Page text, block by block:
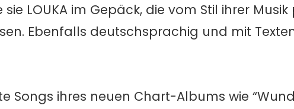
LOUKA im Gepäck, die vom Stil ihrer
Ebenfalls deutschsprachig und mit
Songs ihres neuen Chart-Albums wie